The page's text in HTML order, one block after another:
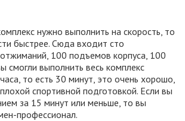
нужно выполнить на скорость, то
быстрее. Сюда входит сто
100 подъемов корпуса, 100
смогли выполнить весь комплекс
то есть 30 минут, это очень хорошо,
спортивной подготовкой. Если вы
за 15 минут или меньше, то вы
профессионал.